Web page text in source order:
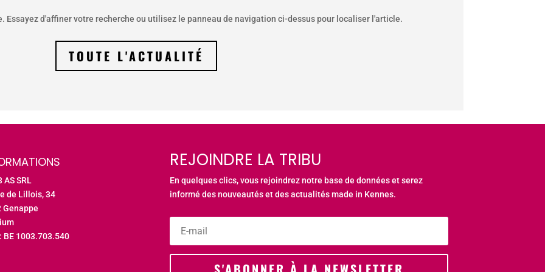
Essayez d'affiner votre recherche ou utilisez le panneau de navigation ci-dessus pour localiser l'article.
TOUTE L'ACTUALITÉ
AS SRL
de Lillois, 34
Genappe
BE 1003.703.540
REJOINDRE LA TRIBU
En quelques clics, vous rejoindrez notre base de données et serez
informé des nouveautés et des actualités made in Kennes.